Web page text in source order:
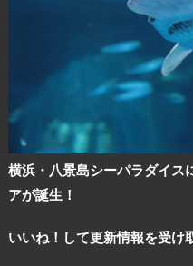
横浜・八景島シーパラダイス
アが誕生！
いいね！して更新情報を受け